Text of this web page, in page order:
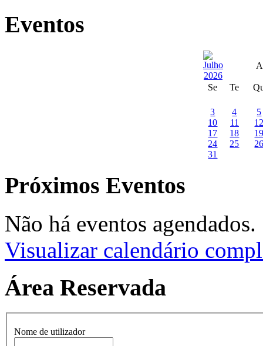
Eventos
Se Te
3 4
5
10
11
17
18
24
25
31
Próximos Eventos
Não há eventos agendados.
Visualizar calendário
Área Reservada
Nome de utilizador